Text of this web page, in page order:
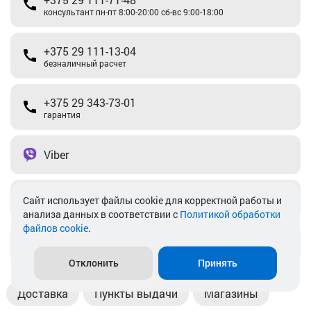
консультант пн-пт 8:00-20:00 сб-вс 9:00-18:00
+375 29 111-13-04
безналичный расчет
+375 29 343-73-01
гарантия
Viber
Telegram
Доставка Пункты выдачи Магазины
Cайт использует файлы cookie для корректной работы и
анализа данных в соответствии с Политикой обработки
файлов cookie.
Отклонить Принять